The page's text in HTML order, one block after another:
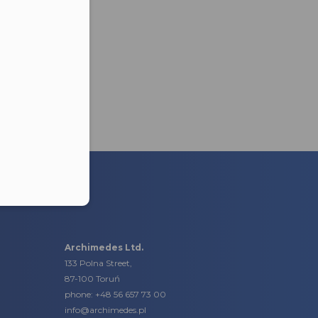
Archimedes Ltd.
133 Polna Street,
87-100 Toruń
phone: +48 56 657 73 00
info@archimedes.pl
w formacie E164